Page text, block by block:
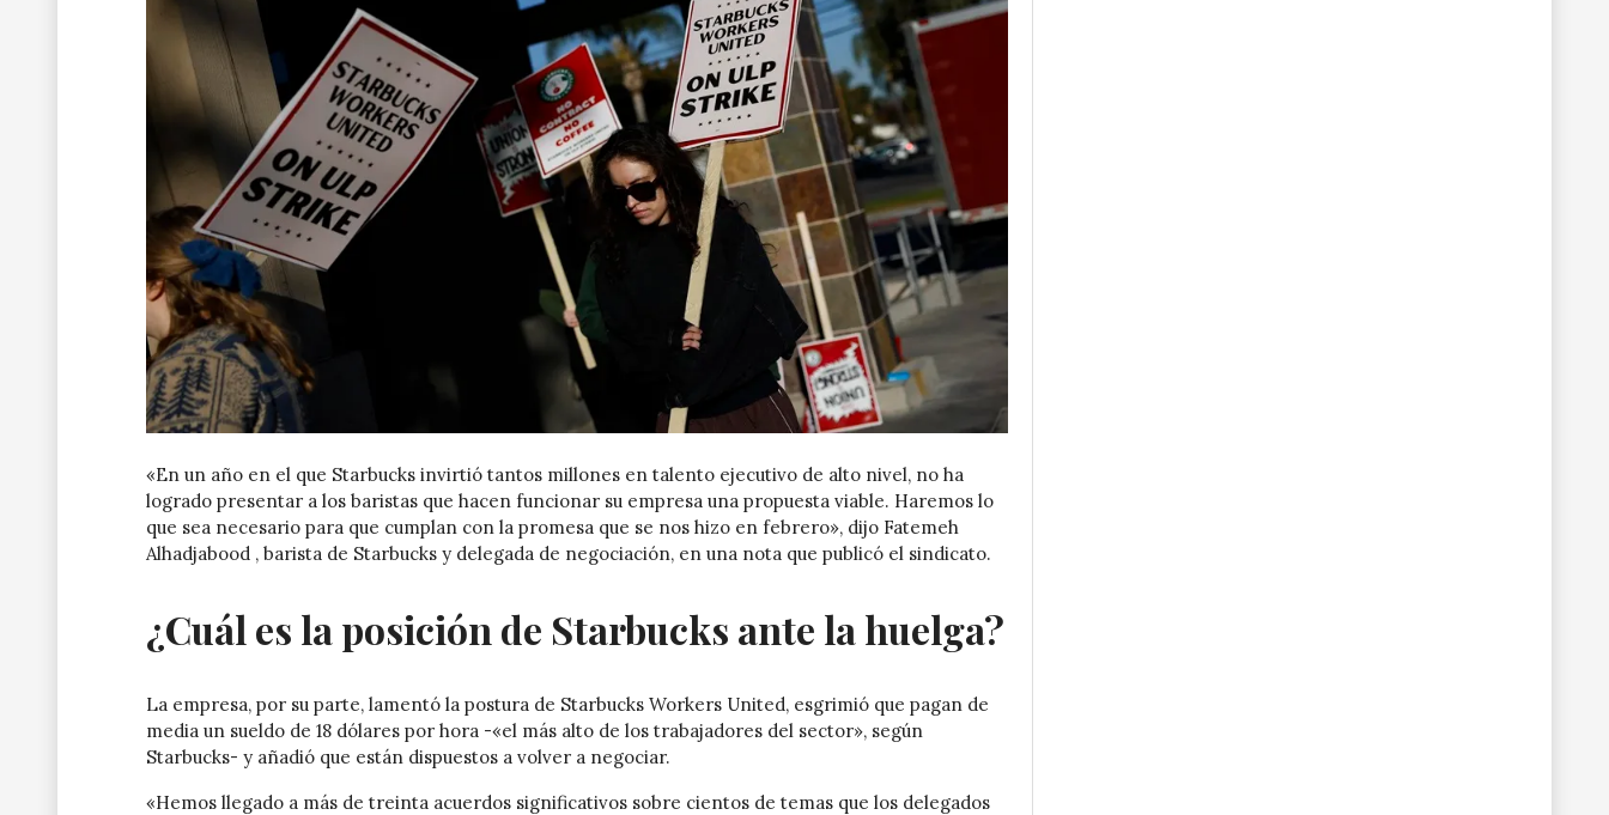
«En un año en el que Starbucks invirtió tantos millones en talento ejecutivo de alto nivel, no ha
logrado presentar a los baristas que hacen funcionar su empresa una propuesta viable. Haremos lo
que sea necesario para que cumplan con la promesa que se nos hizo en febrero», dijo Fatemeh
Alhadjabood , barista de Starbucks y delegada de negociación, en una nota que publicó el sindicato.
¿Cuál es la posición de Starbucks ante la huelga?
La empresa, por su parte, lamentó la postura de Starbucks Workers United, esgrimió que pagan de
media un sueldo de 18 dólares por hora -«el más alto de los trabajadores del sector», según
Starbucks- y añadió que están dispuestos a volver a negociar.
«Hemos llegado a más de treinta acuerdos significativos sobre cientos de temas que los delegados